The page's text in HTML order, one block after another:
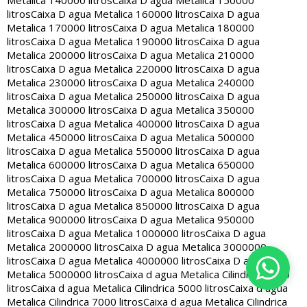
litrosCaixa D agua Metalica 160000 litrosCaixa D agua
Metalica 170000 litrosCaixa D agua Metalica 180000
litrosCaixa D agua Metalica 190000 litrosCaixa D agua
Metalica 200000 litrosCaixa D agua Metalica 210000
litrosCaixa D agua Metalica 220000 litrosCaixa D agua
Metalica 230000 litrosCaixa D agua Metalica 240000
litrosCaixa D agua Metalica 250000 litrosCaixa D agua
Metalica 300000 litrosCaixa D agua Metalica 350000
litrosCaixa D agua Metalica 400000 litrosCaixa D agua
Metalica 450000 litrosCaixa D agua Metalica 500000
litrosCaixa D agua Metalica 550000 litrosCaixa D agua
Metalica 600000 litrosCaixa D agua Metalica 650000
litrosCaixa D agua Metalica 700000 litrosCaixa D agua
Metalica 750000 litrosCaixa D agua Metalica 800000
litrosCaixa D agua Metalica 850000 litrosCaixa D agua
Metalica 900000 litrosCaixa D agua Metalica 950000
litrosCaixa D agua Metalica 1000000 litrosCaixa D agua
Metalica 2000000 litrosCaixa D agua Metalica 3000000
litrosCaixa D agua Metalica 4000000 litrosCaixa D agua
Metalica 5000000 litrosCaixa d agua Metalica Cilindrica 2000
litrosCaixa d agua Metalica Cilindrica 5000 litrosCaixa d agua
Metalica Cilindrica 7000 litrosCaixa d agua Metalica Cilindrica